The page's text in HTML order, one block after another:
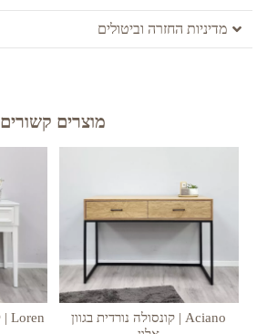
מדיניות החזרה וביטולים
מוצרים קשורים
Aciano | קונסולה נורדית בגוון
Loren | קונסולה עיצובית בגוון לבן